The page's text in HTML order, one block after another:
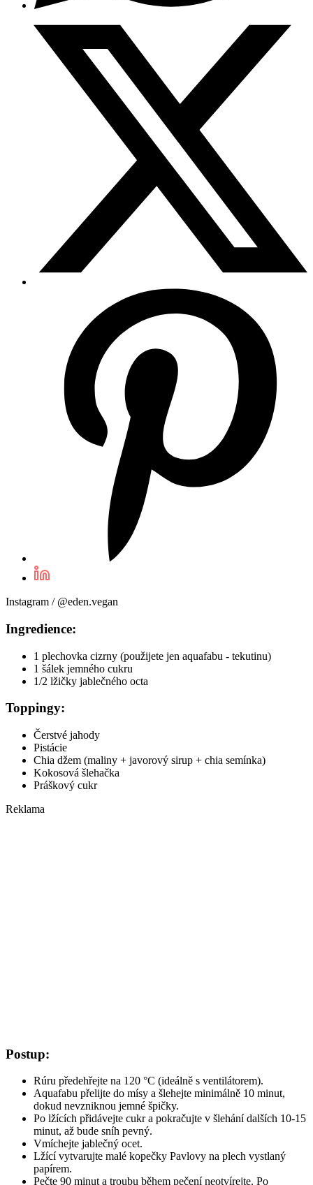
Instagram / @eden.vegan
Ingredience:
1 plechovka cizrny (použijete jen aquafabu - tekutinu)
1 šálek jemného cukru
1/2 lžičky jablečného octa
Toppingy:
Čerstvé jahody
Pistácie
Chia džem (maliny + javorový sirup + chia semínka)
Kokosová šlehačka
Práškový cukr
Reklama
Postup:
Rúru předehřejte na 120 °C (ideálně s ventilátorem).
Aquafabu přelijte do mísy a šlehejte minimálně 10 minut,
dokud nevzniknou jemné špičky.
Po lžících přidávejte cukr a pokračujte v šlehání dalších 10-15
minut, až bude sníh pevný.
Vmíchejte jablečný ocet.
Lžící vytvarujte malé kopečky Pavlovy na plech vystlaný
papírem.
Pečte 90 minut a troubu během pečení neotvírejte. Po